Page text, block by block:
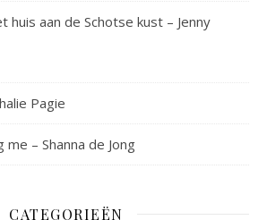
huis aan de Schotse kust – Jenny
Pagie
– Shanna de Jong
CATEGORIEËN